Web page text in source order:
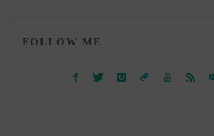
FOLLOW ME